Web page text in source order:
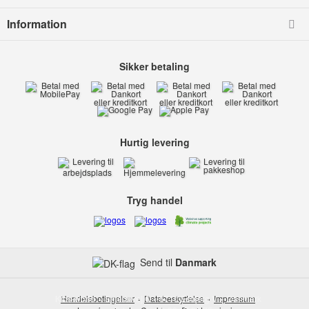
Information
Send til Danmark
Sikker betaling
Hurtig levering
Tryg handel
Handelsbetingelser Databeskyttelse
Impressum
Kids-world Smedevej 6 6710 Esbjerg V
Danmark